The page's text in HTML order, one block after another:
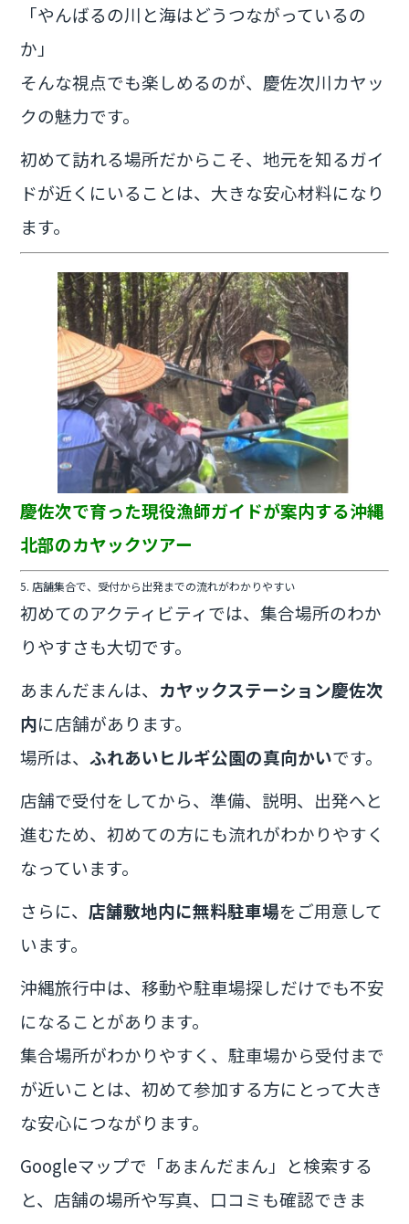
「やんばるの川と海はどうつながっているの
か」
そんな視点でも楽しめるのが、慶佐次川カヤッ
クの魅力です。
初めて訪れる場所だからこそ、地元を知るガイ
ドが近くにいることは、大きな安心材料になり
ます。
慶佐次で育った現役漁師ガイドが案内する沖縄
北部のカヤックツアー
5. 店舗集合で、受付から出発までの流れがわかりやすい
初めてのアクティビティでは、集合場所のわか
りやすさも大切です。
あまんだまんは、 カヤックステーション慶佐次
内に店舗があります。
場所は、ふれあいヒルギ公園の真向かいです。
店舗で受付をしてから、準備、説明、出発へと
進むため、初めての方にも流れがわかりやすく
なっています。
さらに、 店舗敷地内に無料駐車場をご用意して
います。
沖縄旅行中は、移動や駐車場探しだけでも不安
になることがあります。
集合場所がわかりやすく、駐車場から受付まで
が近いことは、初めて参加する方にとって大き
な安心につながります。
Googleマップで「あまんだまん」と検索する
と、店舗の場所や写真、口コミも確認できま